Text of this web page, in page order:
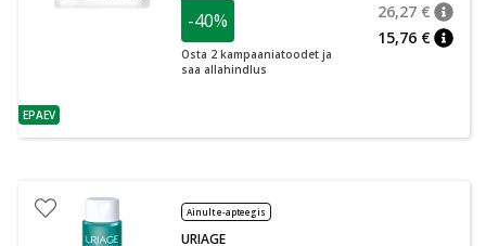
nõuanne
EPAEV
-40%
Osta 2 kampaaniatoodet ja
saa allahindlus
26,27 €
15,76 €
Ainult e-apteegis
URIAGE